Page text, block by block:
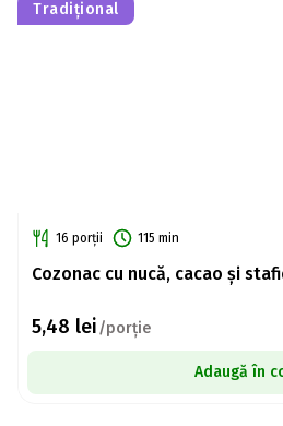
Tradițional
16 porții 115 min
Cozonac cu nucă, cacao și
5,48 lei/porție
Adaugă în